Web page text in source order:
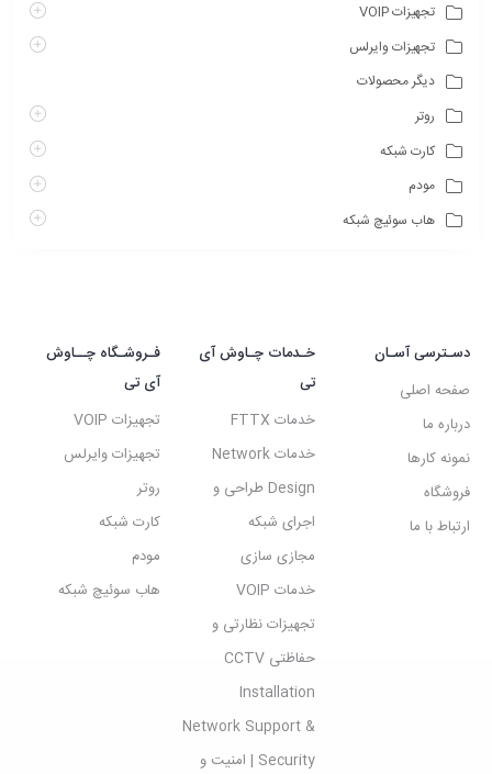
تجهیزات VOIP
تجهیزات وایرلس
دیگر محصولات
روتر
کارت شبکه
مودم
هاب سوئیچ شبکه
دسـترسی آسـان
صفحه اصلی
درباره ما
نمونه کارها
فروشگاه
ارتباط با ما
خـدمات چـاوش آی
تی
خدمات FTTX
خدمات Network
Design طراحی و
اجرای شبکه
مجازی سازی
خدمات VOIP
تجهیزات نظارتی و
حفاظتی CCTV
Installation
Network Support &
Security | امنیت و
فـروشـگاه چــاوش
آی تی
تجهیزات VOIP
تجهیزات وایرلس
روتر
کارت شبکه
مودم
هاب سوئیچ شبکه